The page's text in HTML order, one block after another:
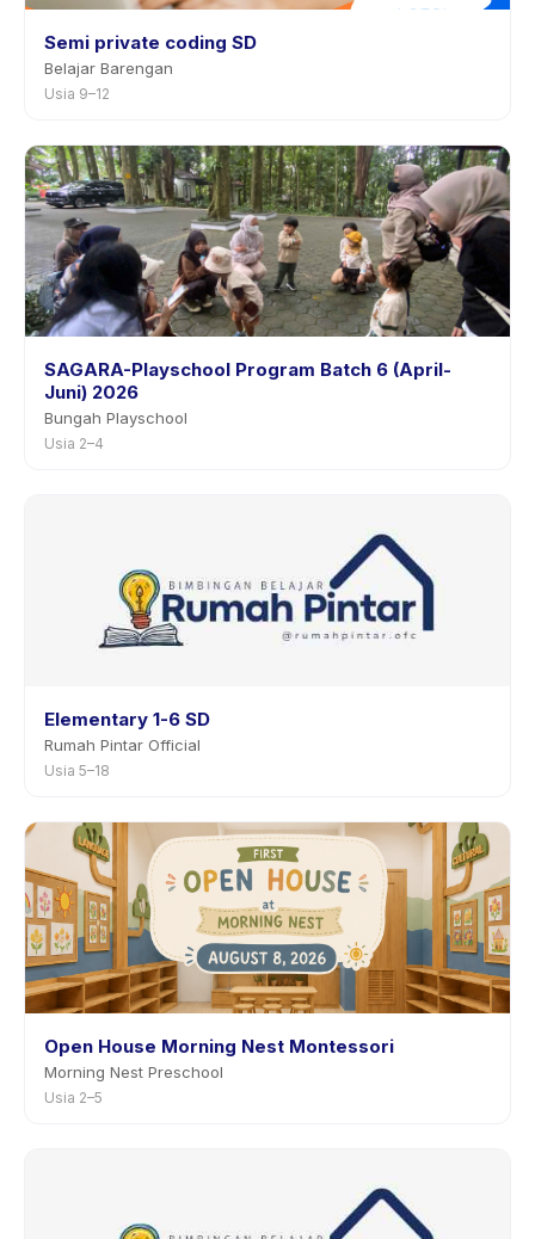
Semi private coding SD
Belajar Barengan
Usia 9–12
SAGARA-Playschool Program Batch 6 (April-
Juni) 2026
Bungah Playschool
Usia 2–4
Elementary 1-6 SD
Rumah Pintar Official
Usia 5–18
Open House Morning Nest Montessori
Morning Nest Preschool
Usia 2–5